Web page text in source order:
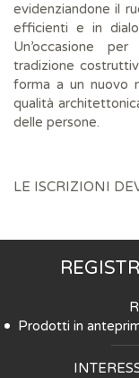
evidenziandone il
efficienti e in
Un’occasione
tradizione
forma a un nuovo
qualità
delle persone.
LE ISCRIZIONI
Prodotti in